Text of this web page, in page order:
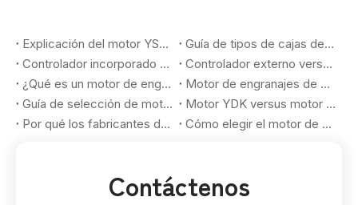
Explicación del motor YSK: una guía completa de motores fan coil de CA de doble eje para aplicaciones HVAC
Guía de tipos de cajas de cambios para motores de engranajes: planetaria, helicoidal, recta y cómo los compradores OEM eligen la solución adecuada
Controlador incorporado frente a controlador externo Motor BLDC: ventajas, desventajas y guía de selección para compradores OEM
Controlador externo versus motor BLDC con controlador incorporado: cómo los compradores OEM eligen la solución de motor sin escobillas adecuada
¿Qué es un motor de engranajes planetarios de etapas múltiples? Una guía práctica para compradores OEM
Motor de engranajes de CC con escobillas versus motor de engranajes de CC sin escobillas: cómo los compradores OEM eligen la solución de movimiento adecuada
Guía de selección de motorreductores sin escobillas para proyectos de automatización OEM: cómo combinar el par, la velocidad, la relación de transmisión y los requisitos de la aplicación
Motor YDK versus motor YSK para aplicaciones de aire acondicionado: diferencias clave para compradores OEM
Por qué los fabricantes de equipos originales de aire acondicionado deberían personalizar los motores de ventilador YDK y YSK para los mercados de clima cálido en 2026
Cómo elegir el motor de ventilador HVAC adecuado para aplicaciones OEM en 2026
Contáctenos